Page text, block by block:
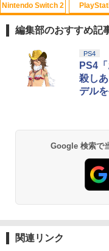
1
1
y
￥
Nintendo Switch 2
2
￥
編集部のおすすめ記
PS4
PS4
殺し
デル
Google 検索で
関連リンク